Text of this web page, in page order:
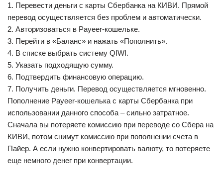
1. Перевести деньги с карты Сбербанка на КИВИ. Прямой
перевод осуществляется без проблем и автоматически.
2. Авторизоваться в Payeer-кошельке.
3. Перейти в «Баланс» и нажать «Пополнить».
4. В списке выбрать систему QIWI.
5. Указать подходящую сумму.
6. Подтвердить финансовую операцию.
7. Получить деньги. Перевод осуществляется мгновенно.
Пополнение Payeer-кошелька с карты Сбербанка при
использовании данного способа – сильно затратное.
Сначала вы потеряете комиссию при переводе со Сбера на
КИВИ, потом снимут комиссию при пополнении счета в
Пайер. А если нужно конвертировать валюту, то потеряете
еще немного денег при конвертации.